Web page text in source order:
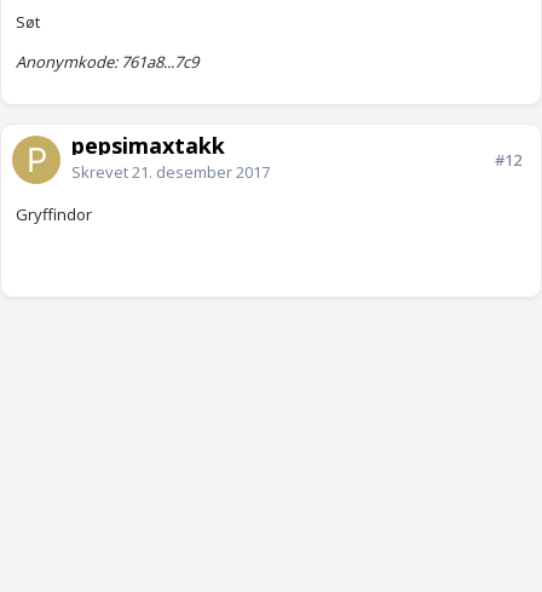
Søt
Anonymkode: 761a8...7c9
pepsimaxtakk
Skrevet21. desember 2017
#12
Gryffindor